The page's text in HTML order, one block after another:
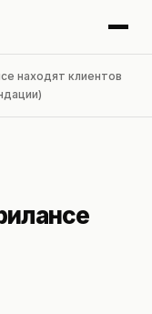
находят клиентов